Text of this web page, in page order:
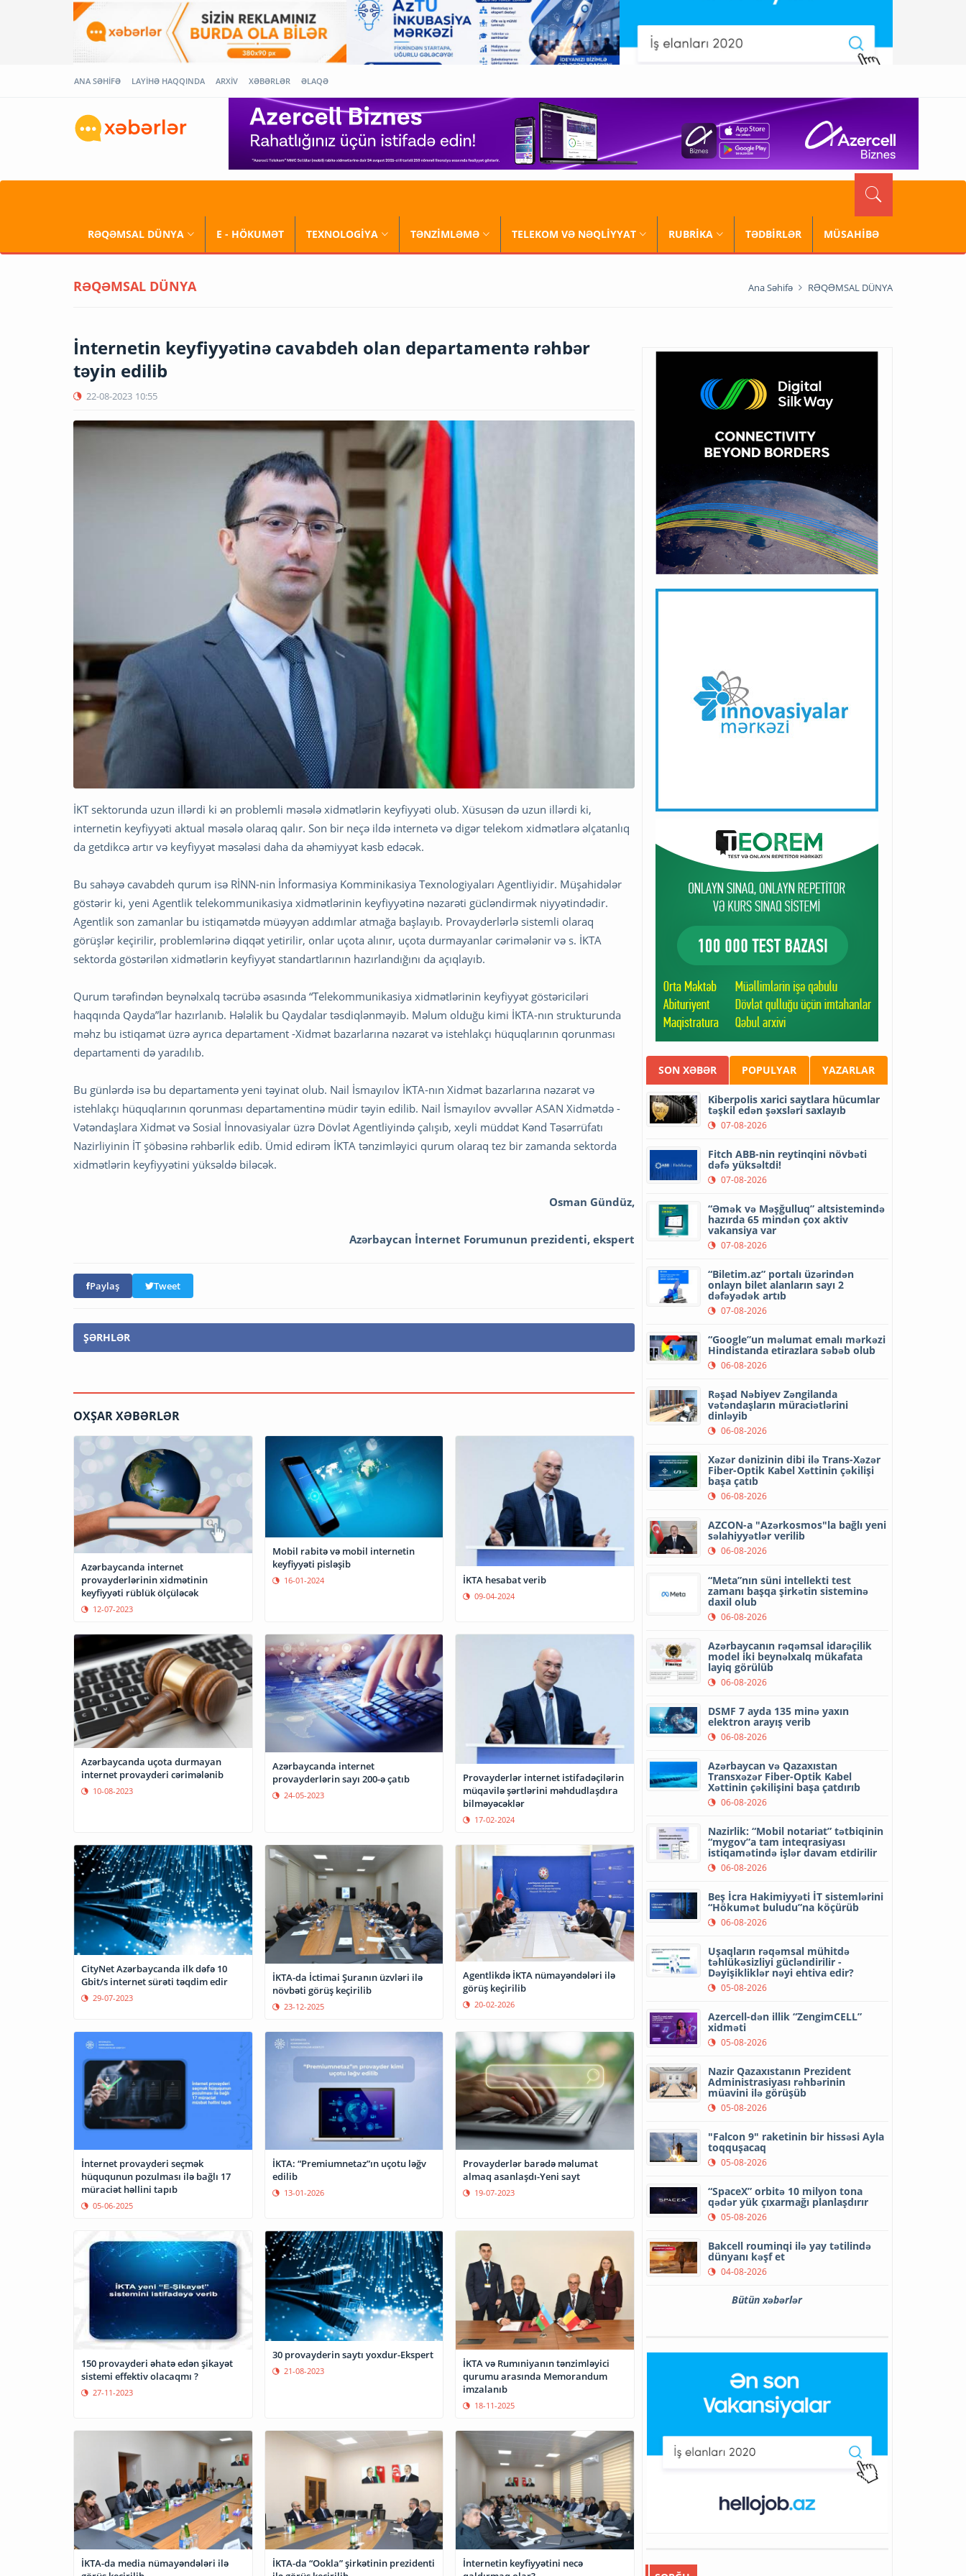
ANA SƏHİFƏ LAYİHƏ HAQQINDA ARXİV XƏBƏRLƏR ƏLAQƏ
RƏQƏMSAL DÜNYA E - HÖKUMƏT TEXNOLOGİYA TƏNZİMLƏMƏ TELEKOM VƏ NƏQLİYYAT RUBRİKA TƏDBİRLƏR MÜSAHİBƏ
RƏQƏMSAL DÜNYA Ana Səhifə RƏQƏMSAL DÜNYA
İnternetin keyfiyyətinə cavabdeh olan departamentə rəhbər
təyin edilib
22-08-2023 10:55
İKT sektorunda uzun illərdi ki ən problemli məsələ xidmətlərin keyfiyyəti olub. Xüsusən də uzun illərdi ki,
internetin keyfiyyəti aktual məsələ olaraq qalır. Son bir neçə ildə internetə və digər telekom xidmətlərə əlçatanlıq
da getdikcə artır və keyfiyyət məsələsi daha da əhəmiyyət kəsb edəcək.
Bu sahəyə cavabdeh qurum isə RİNN-nin İnformasiya Komminikasiya Texnologiyaları Agentliyidir. Müşahidələr
göstərir ki, yeni Agentlik telekommunikasiya xidmətlərinin keyfiyyətinə nəzarəti gücləndirmək niyyətindədir.
Agentlik son zamanlar bu istiqamətdə müəyyən addımlar atmağa başlayıb. Provayderlərlə sistemli olaraq
görüşlər keçirilir, problemlərinə diqqət yetirilir, onlar uçota alınır, uçota durmayanlar cərimələnir və s. İKTA
sektorda göstərilən xidmətlərin keyfiyyət standartlarının hazırlandığını da açıqlayıb.
Qurum tərəfindən beynəlxalq təcrübə əsasında “Telekommunikasiya xidmətlərinin keyfiyyət göstəriciləri
haqqında Qayda”lar hazırlanıb. Hələlik bu Qaydalar təsdiqlənməyib. Məlum olduğu kimi İKTA-nın strukturunda
məhz bu istiqamət üzrə ayrıca departament -Xidmət bazarlarına nəzarət və istehlakçı hüquqlarının qorunması
departamenti də yaradılıb.
Bu günlərdə isə bu departamentə yeni təyinat olub. Nail İsmayılov İKTA-nın Xidmət bazarlarına nəzarət və
istehlakçı hüquqlarının qorunması departamentinə müdir təyin edilib. Nail İsmayılov əvvəllər ASAN Xidmətdə -
Vətəndaşlara Xidmət və Sosial İnnovasiyalar üzrə Dövlət Agentliyində çalışıb, xeyli müddət Kənd Təsərrüfatı
Nazirliyinin İT şöbəsinə rəhbərlik edib. Ümid edirəm İKTA tənzimləyici qurum olaraq tez bir zamanda sektorda
xidmətlərin keyfiyyətini yüksəldə biləcək.
Osman Gündüz,
Azərbaycan İnternet Forumunun prezidenti, ekspert
Paylaş Tweet
ŞƏRHLƏR
OXŞAR XƏBƏRLƏR
Azərbaycanda internet
provayderlərinin xidmətinin
keyfiyyəti rüblük ölçüləcək
12-07-2023
Mobil rabitə və mobil internetin
keyfiyyəti pisləşib
16-01-2024 İKTA hesabat verib
09-04-2024
Azərbaycanda uçota durmayan
internet provayderi cərimələnib
10-08-2023
Azərbaycanda internet
provayderlərin sayı 200-ə çatıb
24-05-2023
Provayderlər internet istifadəçilərin
müqavilə şərtlərini məhdudlaşdıra
bilməyəcəklər
17-02-2024
CityNet Azərbaycanda ilk dəfə 10
Gbit/s internet sürəti təqdim edir
29-07-2023
İKTA-da İctimai Şuranın üzvləri ilə
növbəti görüş keçirilib
23-12-2025
Agentlikdə İKTA nümayəndələri ilə
görüş keçirilib
20-02-2026
İnternet provayderi seçmək
hüququnun pozulması ilə bağlı 17
müraciət həllini tapıb
05-06-2025
İKTA: “Premiumnetaz”ın uçotu ləğv
edilib
13-01-2026
Provayderlər barədə məlumat
almaq asanlaşdı-Yeni sayt
19-07-2023
150 provayderi əhatə edən şikayət
sistemi effektiv olacaqmı ?
27-11-2023
30 provayderin saytı yoxdur-Ekspert
21-08-2023
İKTA və Rumıniyanın tənzimləyici
qurumu arasında Memorandum
imzalanıb
18-11-2025
İKTA-da media nümayəndələri ilə
İKTA-da “Ookla” şirkətinin prezidenti
İnternetin keyfiyyətini necə
SON XƏBƏR POPULYAR YAZARLAR
Kiberpolis xarici saytlara hücumlar
təşkil edən şəxsləri saxlayıb
07-08-2026
Fitch ABB-nin reytinqini növbəti
dəfə yüksəltdi!
07-08-2026
“Əmək və Məşğulluq” altsistemində
hazırda 65 mindən çox aktiv
vakansiya var
07-08-2026
“Biletim.az” portalı üzərindən
onlayn bilet alanların sayı 2
dəfəyədək artıb
07-08-2026
“Google”un məlumat emalı mərkəzi
Hindistanda etirazlara səbəb olub
06-08-2026
Rəşad Nəbiyev Zəngilanda
vətəndaşların müraciətlərini
dinləyib
06-08-2026
Xəzər dənizinin dibi ilə Trans-Xəzər
Fiber-Optik Kabel Xəttinin çəkilişi
başa çatıb
06-08-2026
AZCON-a "Azərkosmos"la bağlı yeni
səlahiyyətlər verilib
06-08-2026
“Meta”nın süni intellekti test
zamanı başqa şirkətin sisteminə
daxil olub
06-08-2026
Azərbaycanın rəqəmsal idarəçilik
model iki beynəlxalq mükafata
layiq görülüb
06-08-2026
DSMF 7 ayda 135 minə yaxın
elektron arayış verib
06-08-2026
Azərbaycan və Qazaxıstan
Transxəzər Fiber-Optik Kabel
Xəttinin çəkilişini başa çatdırıb
06-08-2026
Nazirlik: “Mobil notariat” tətbiqinin
“mygov”a tam inteqrasiyası
istiqamətində işlər davam etdirilir
06-08-2026
Beş İcra Hakimiyyəti İT sistemlərini
“Hökumət buludu”na köçürüb
06-08-2026
Uşaqların rəqəmsal mühitdə
təhlükəsizliyi gücləndirilir -
Dəyişikliklər nəyi ehtiva edir?
05-08-2026
Azercell-dən illik “ZengimCELL”
xidməti
05-08-2026
Nazir Qazaxıstanın Prezident
Administrasiyası rəhbərinin
müavini ilə görüşüb
05-08-2026
"Falcon 9" raketinin bir hissəsi Ayla
toqquşacaq
05-08-2026
“SpaceX” orbitə 10 milyon tona
qədər yük çıxarmağı planlaşdırır
05-08-2026
Bakcell rouminqi ilə yay tətilində
dünyanı kəşf et
04-08-2026
Bütün xəbərlər